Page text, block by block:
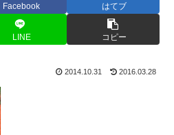
Facebook はてブ
LINE コピー
2014.10.31 2016.03.28